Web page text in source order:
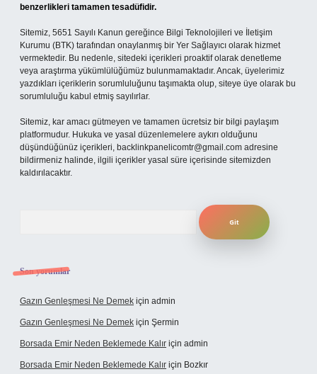
benzerlikleri tamamen tesadüfidir.
Sitemiz, 5651 Sayılı Kanun gereğince Bilgi Teknolojileri ve İletişim
Kurumu (BTK) tarafından onaylanmış bir Yer Sağlayıcı olarak hizmet
vermektedir. Bu nedenle, sitedeki içerikleri proaktif olarak denetleme
veya araştırma yükümlülüğümüz bulunmamaktadır. Ancak, üyelerimiz
yazdıkları içeriklerin sorumluluğunu taşımakta olup, siteye üye olarak bu
sorumluluğu kabul etmiş sayılırlar.
Sitemiz, kar amacı gütmeyen ve tamamen ücretsiz bir bilgi paylaşım
platformudur. Hukuka ve yasal düzenlemelere aykırı olduğunu
düşündüğünüz içerikleri, backlinkpanelicomtr@gmail.com adresine
bildirmeniz halinde, ilgili içerikler yasal süre içerisinde sitemizden
kaldırılacaktır.
Son yorumlar
Gazın Genleşmesi Ne Demek için admin
Gazın Genleşmesi Ne Demek için Şermin
Borsada Emir Neden Beklemede Kalır için admin
Borsada Emir Neden Beklemede Kalır için Bozkır